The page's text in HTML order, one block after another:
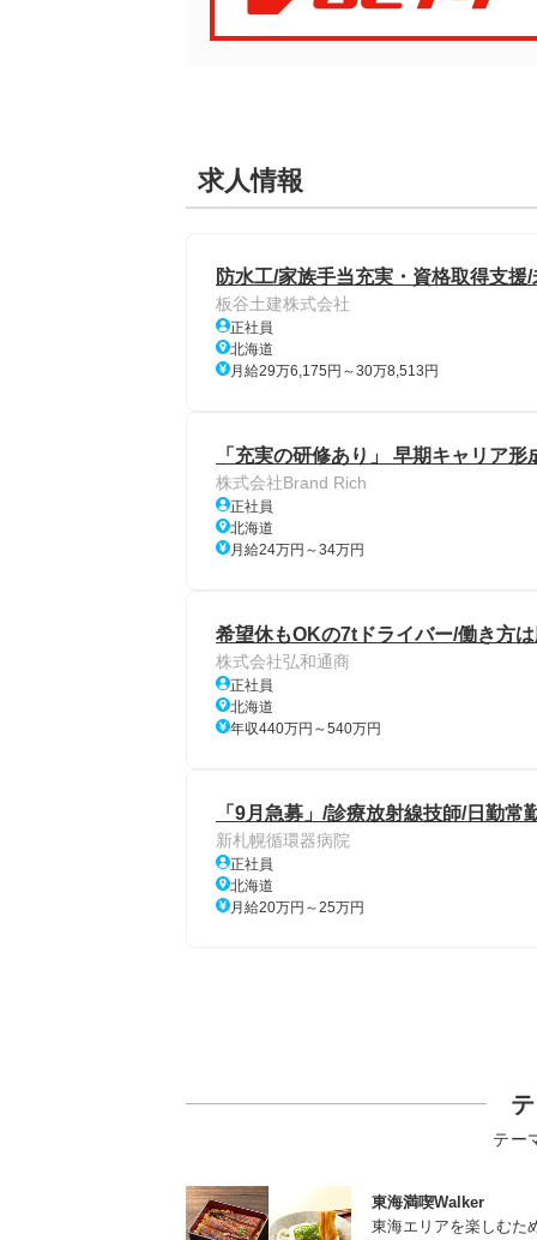
求人情報
防水工/家族手当充実・資格取得支援
板谷土建株式会社
正社員
北海道
月給29万6,175円～30万8,513円
「充実の研修あり」 早期キャリア
株式会社Brand Rich
正社員
北海道
月給24万円～34万円
希望休もOKの7tドライバー/働き方
株式会社弘和通商
正社員
北海道
年収440万円～540万円
「9月急募」/診療放射線技師/日勤常
新札幌循環器病院
正社員
北海道
月給20万円～25万円
テー
東海満喫Walker
東海エリアを楽しむた